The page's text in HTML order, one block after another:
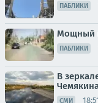
ПАБЛИКИ
Мощный
ПАБЛИКИ
В
СМИ